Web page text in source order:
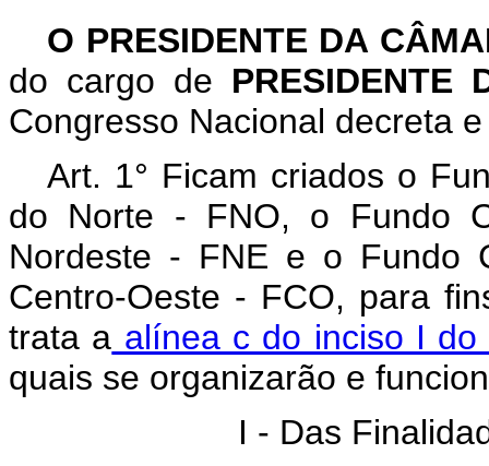
O PRESIDENTE DA
do cargo de PRESIDENTE
Congresso Nacional decreta
Art. 1° Ficam criados o
do Norte - FNO, o Fundo
Nordeste - FNE e o Fundo
Centro-Oeste - FCO, para
trata a alínea c do inciso I
quais se organizarão e
I - Das